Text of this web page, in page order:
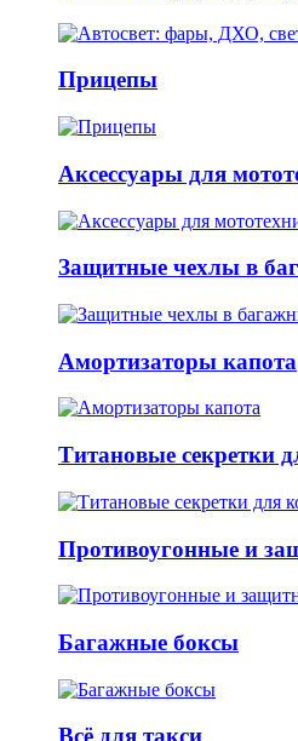
Прицепы
Аксессуары для
Защитные чехлы в
Амортизаторы капота
Титановые секретки
Противоугонные и
Багажные боксы